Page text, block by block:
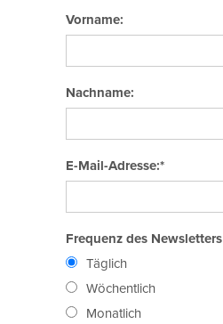
Vorname:
Nachname:
E-Mail-Adresse:*
Frequenz des Newsletters
Täglich
Wöchentlich
Monatlich